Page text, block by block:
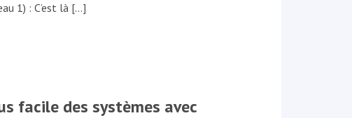
1) : C’est là […]
facile des systèmes avec